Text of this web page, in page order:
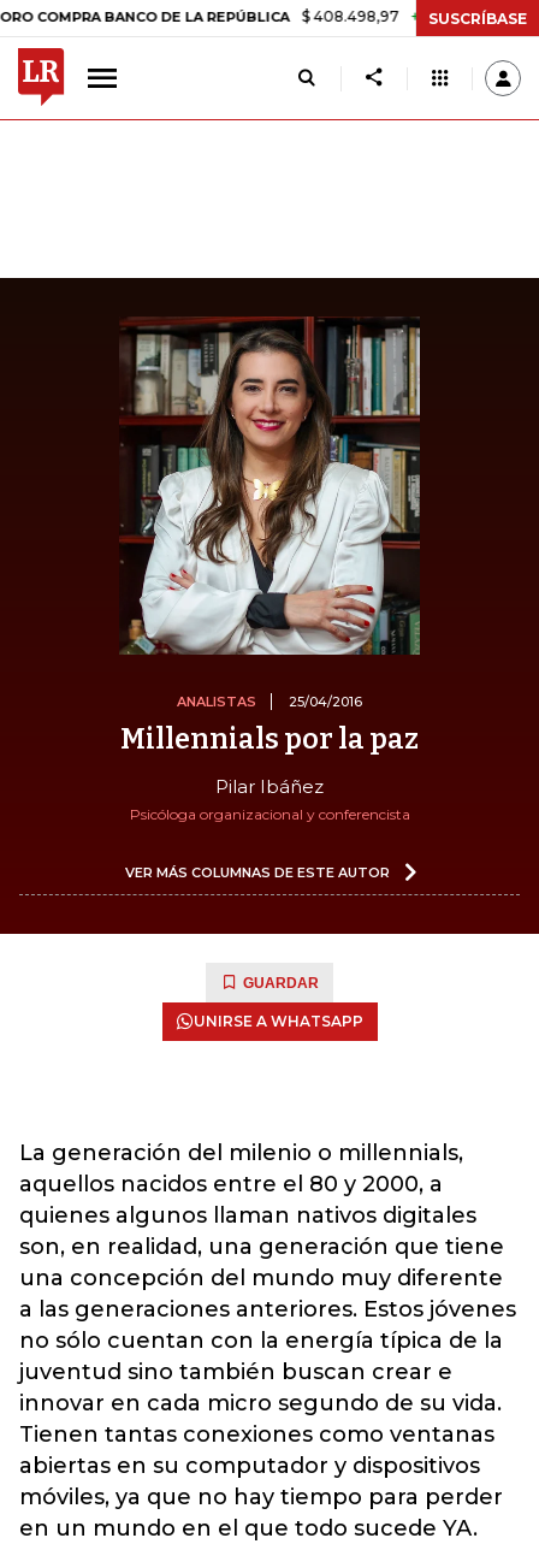
BANCO DE LA REPÚBLICA $ 408.498,97 +$ 8.753,81 +2,19%
SUSCRÍBASE
ANALISTAS 25/04/2016
Millennials por la paz
Pilar Ibáñez
Psicóloga organizacional y conferencista
VER MÁS COLUMNAS DE ESTE AUTOR
GUARDAR
UNIRSE A WHATSAPP
La generación del milenio o millennials,
aquellos nacidos entre el 80 y 2000, a
quienes algunos llaman nativos digitales
son, en realidad, una generación que tiene
una concepción del mundo muy diferente
a las generaciones anteriores. Estos jóvenes
no sólo cuentan con la energía típica de la
juventud sino también buscan crear e
innovar en cada micro segundo de su vida.
Tienen tantas conexiones como ventanas
abiertas en su computador y dispositivos
móviles, ya que no hay tiempo para perder
en un mundo en el que todo sucede YA.